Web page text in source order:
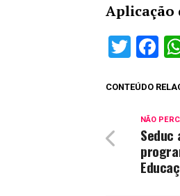
Aplicação
CONTEÚDO
NÃO